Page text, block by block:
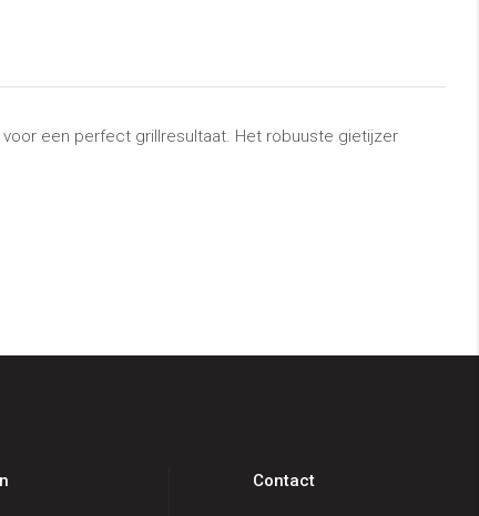
een perfect grillresultaat. Het robuuste gietijzer
Contact